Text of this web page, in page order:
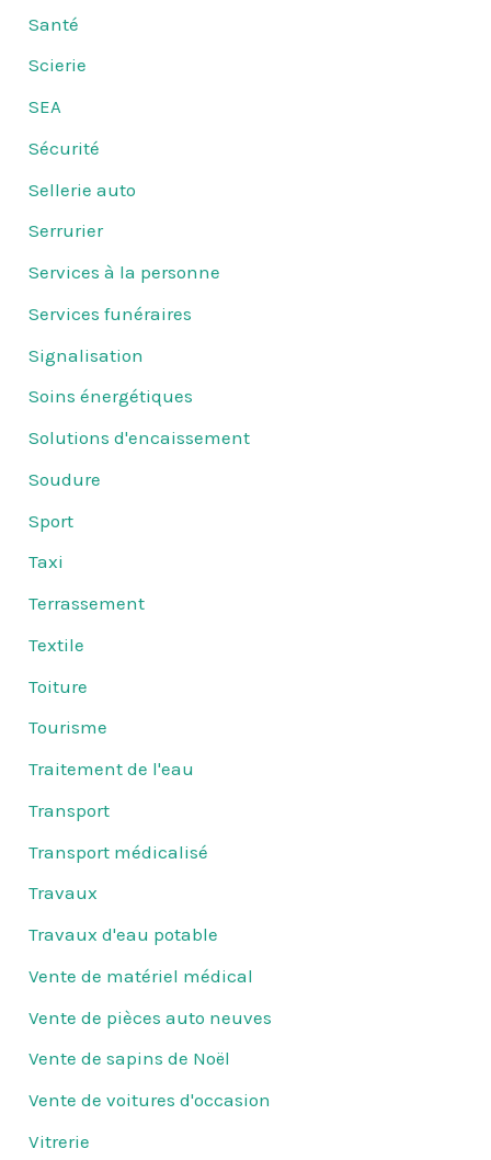
Santé
Scierie
SEA
Sécurité
Sellerie auto
Serrurier
Services à la personne
Services funéraires
Signalisation
Soins énergétiques
Solutions d'encaissement
Soudure
Sport
Taxi
Terrassement
Textile
Toiture
Tourisme
Traitement de l'eau
Transport
Transport médicalisé
Travaux
Travaux d'eau potable
Vente de matériel médical
Vente de pièces auto neuves
Vente de sapins de Noël
Vente de voitures d'occasion
Vitrerie